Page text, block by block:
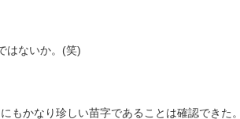
はないか。(笑)
もかなり珍しい苗字であることは確認できた。